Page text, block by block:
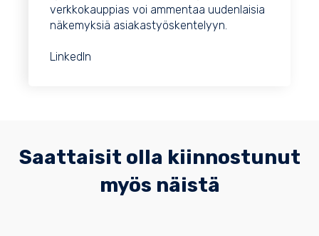
verkkokauppias voi ammentaa uudenlaisia
näkemyksiä asiakastyöskentelyyn.
LinkedIn
Saattaisit olla kiinnostunut
myös näistä